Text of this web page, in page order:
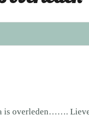
is overleden…….